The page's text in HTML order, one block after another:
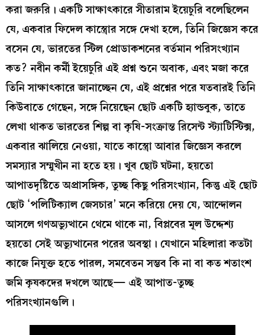
করা জরুরি। একটি সাক্ষাৎকারে সীতারাম ইয়েচুরি বলেছিলেন
যে, একবার ফিদেল কাস্ত্রোর সঙ্গে দেখা হলে, তিনি জিজ্ঞেস করে
বসেন যে, ভারতের স্টিল প্রোডাকশনের বর্তমান পরিসংখ্যান
কত? নবীন কর্মী ইয়েচুরি এই প্রশ্ন শুনে অবাক, এবং মজা করে
তিনি সাক্ষাৎকারে জানাচ্ছেন যে, এই প্রশ্নের পরে যতবারই তিনি
কিউবাতে গেছেন, সঙ্গে নিয়েছেন ছোট একটি হ্যান্ডবুক, তাতে
লেখা থাকত ভারতের শিল্প বা কৃষি-সংক্রান্ত রিসেন্ট স্ট্যাটিস্টিক্স,
একবার ঝালিয়ে নেওয়া, যাতে কাস্ত্রো আবার জিজ্ঞেস করলে
সমস্যার সম্মুখীন না হতে হয়। খুব ছোট ঘটনা, হয়তো
আপাতদৃষ্টিতে অপ্রাসঙ্গিক, তুচ্ছ কিছু পরিসংখ্যান, কিন্তু এই ছোট
ছোট ‘পলিটিক্যাল জেসচার’ মনে করিয়ে দেয় যে, আন্দোলন
আসলে গণঅভ্যুত্থানে থেমে থাকে না, বিপ্লবের মূল উদ্দেশ্য
হয়তো সেই অভ্যুত্থানের পরের অবস্থা। যেখানে মহিলারা কতটা
কাজে নিযুক্ত হতে পারল, সমবেতন সম্ভব কি না বা কত শতাংশ
জমি কৃষকদের দখলে আছে— এই আপাত-তুচ্ছ
পরিসংখ্যানগুলি।